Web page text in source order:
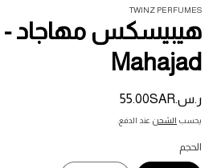
TWINZ PERFUMES
Mahajad
السعر
المبدئي
ر.س.‏55.00SAR
يحسب الشحن عند الدفع.
الحجم